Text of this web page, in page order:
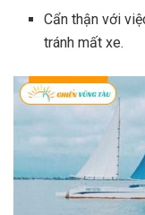
Cẩn thận với
tránh mất xe.